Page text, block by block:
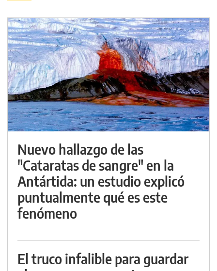
Nuevo hallazgo de las
"Cataratas de sangre" en la
Antártida: un estudio explicó
puntualmente qué es este
fenómeno
El truco infalible para guardar